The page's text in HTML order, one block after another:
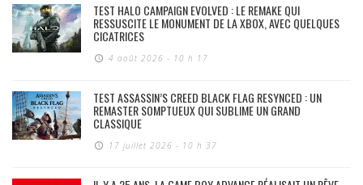
TEST HALO CAMPAIGN EVOLVED : LE REMAKE QUI
RESSUSCITE LE MONUMENT DE LA XBOX, AVEC QUELQUES
CICATRICES
4 août 2026 - 10 h 17
TEST ASSASSIN’S CREED BLACK FLAG RESYNCED : UN
REMASTER SOMPTUEUX QUI SUBLIME UN GRAND
CLASSIQUE
17 juillet 2026 - 10 h 37